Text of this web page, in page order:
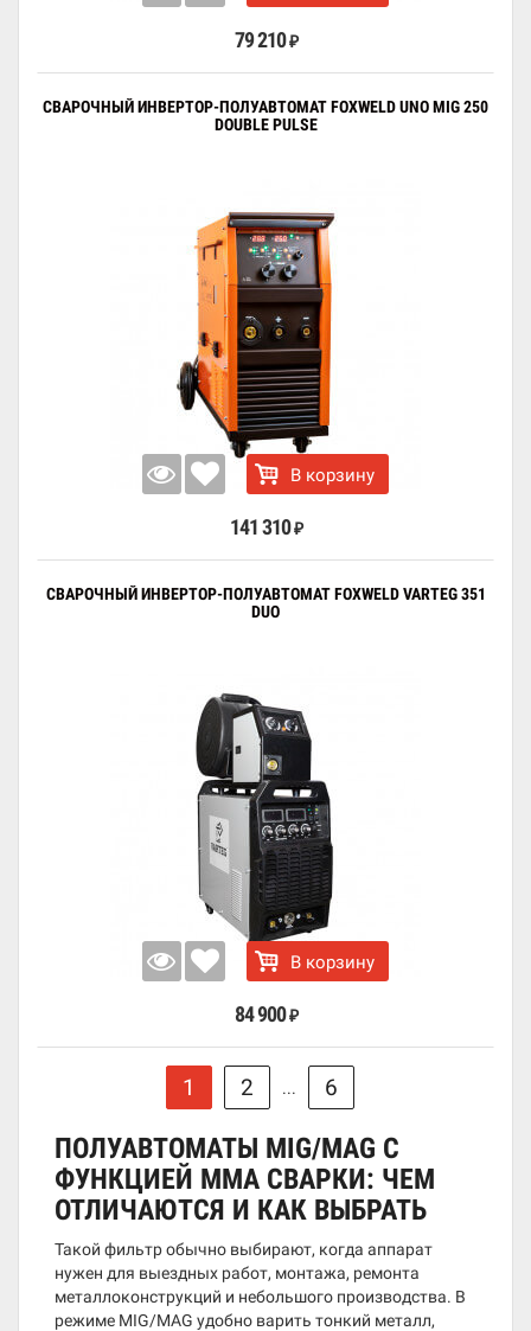
79 210 ₽
СВАРОЧНЫЙ ИНВЕРТОР-ПОЛУАВТОМАТ FOXWELD UNO MIG 250
DOUBLE PULSE
В корзину
141 310 ₽
СВАРОЧНЫЙ ИНВЕРТОР-ПОЛУАВТОМАТ FOXWELD VARTEG 351
DUO
В корзину
84 900 ₽
1 2 ... 6
ПОЛУАВТОМАТЫ MIG/MAG С
ФУНКЦИЕЙ MMA СВАРКИ: ЧЕМ
ОТЛИЧАЮТСЯ И КАК ВЫБРАТЬ
Такой фильтр обычно выбирают, когда аппарат
нужен для выездных работ, монтажа, ремонта
металлоконструкций и небольшого производства. В
режиме MIG/MAG удобно варить тонкий металл,